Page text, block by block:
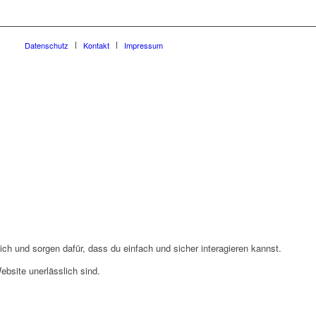
Datenschutz Kontakt Impressum
und sorgen dafür, dass du einfach und sicher interagieren kannst.
unerlässlich sind.